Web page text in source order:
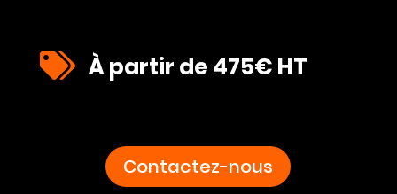
 À partir de 475€ HT
Contactez-nous